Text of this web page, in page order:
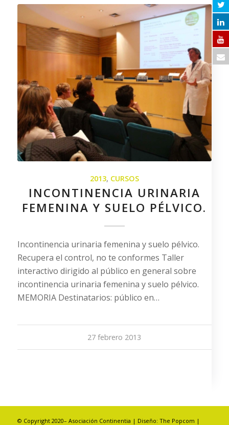
2013, CURSOS
INCONTINENCIA URINARIA
FEMENINA Y SUELO PÉLVICO.
Incontinencia urinaria femenina y suelo pélvico.
Recupera el control, no te conformes Taller
interactivo dirigido al público en general sobre
incontinencia urinaria femenina y suelo pélvico.
MEMORIA Destinatarios: público en…
27 febrero 2013
© Copyright 2020– Asociación Continentia | Diseño: The Popcom |